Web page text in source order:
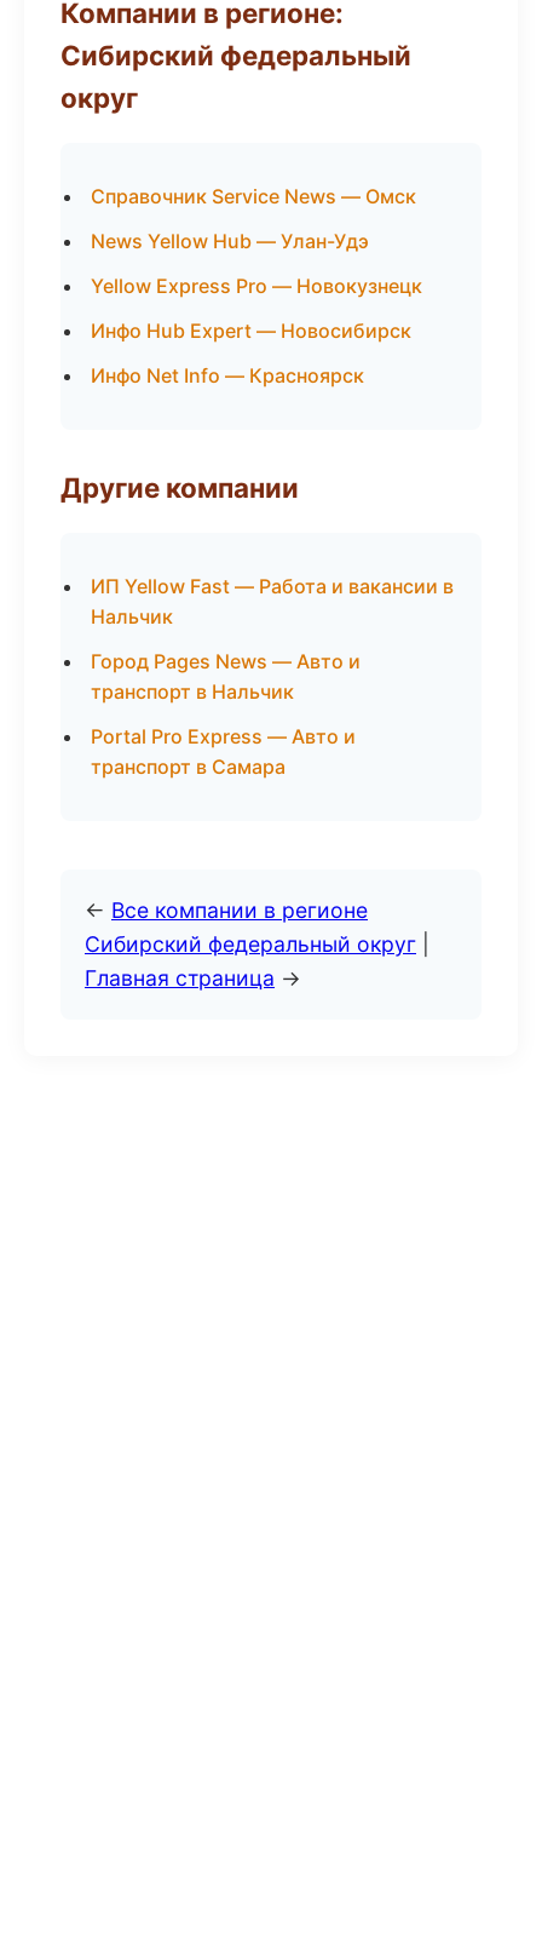
Компании в регионе:
Сибирский федеральный
округ
Справочник Service News — Омск
News Yellow Hub — Улан-Удэ
Yellow Express Pro — Новокузнецк
Инфо Hub Expert — Новосибирск
Инфо Net Info — Красноярск
Другие компании
ИП Yellow Fast — Работа и вакансии в
Нальчик
Город Pages News — Авто и
транспорт в Нальчик
Portal Pro Express — Авто и
транспорт в Самара
← Все компании в регионе
Сибирский федеральный округ
Главная страница →